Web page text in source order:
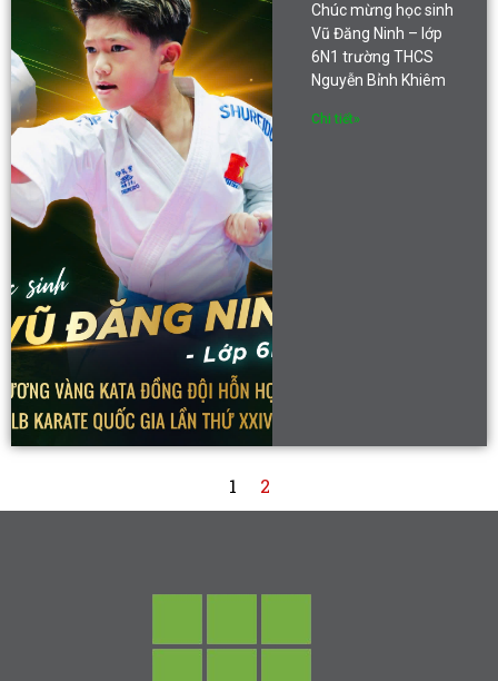
TẠI GIẢI VÔ
ĐỊCH CÁC CLB
KARATE QUỐC
GIA
Chúc mừng học sinh
Vũ Đăng Ninh – lớp
6N1 trường THCS
Nguyễn Bỉnh Khiêm
Chi tiết»
1 2